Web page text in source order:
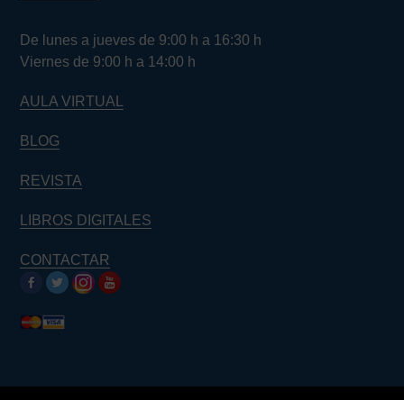
De lunes a jueves de 9:00 h a 16:30 h
Viernes de 9:00 h a 14:00 h
AULA VIRTUAL
BLOG
REVISTA
LIBROS DIGITALES
CONTACTAR